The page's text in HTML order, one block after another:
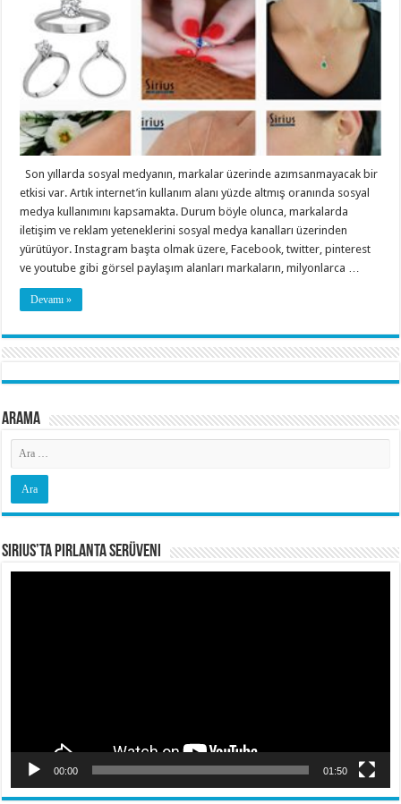
Son yıllarda sosyal medyanın, markalar üzerinde azımsanmayacak bir
etkisi var. Artık internet’in kullanım alanı yüzde altmış oranında sosyal
medya kullanımını kapsamakta. Durum böyle olunca, markalarda
iletişim ve reklam yeteneklerini sosyal medya kanalları üzerinden
yürütüyor. Instagram başta olmak üzere, Facebook, twitter, pinterest
ve youtube gibi görsel paylaşım alanları markaların, milyonlarca …
Devamı »
Arama
Sirius’ta Pırlanta Serüveni
00:00 01:50